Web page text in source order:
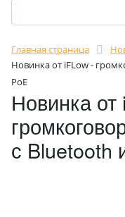
Главная страница
Новинка от iFLow -
PoE
Новинка от
с Bluetooth